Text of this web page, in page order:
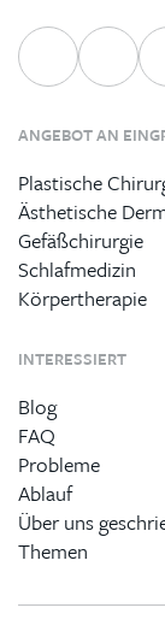
ANGEBOT AN
Plastische
Ästhetische
Gefäßchirurgie
Schlafmedizin
Körpertherapie
INTERESSIERT
Blog
FAQ
Probleme
Ablauf
Über uns
Themen